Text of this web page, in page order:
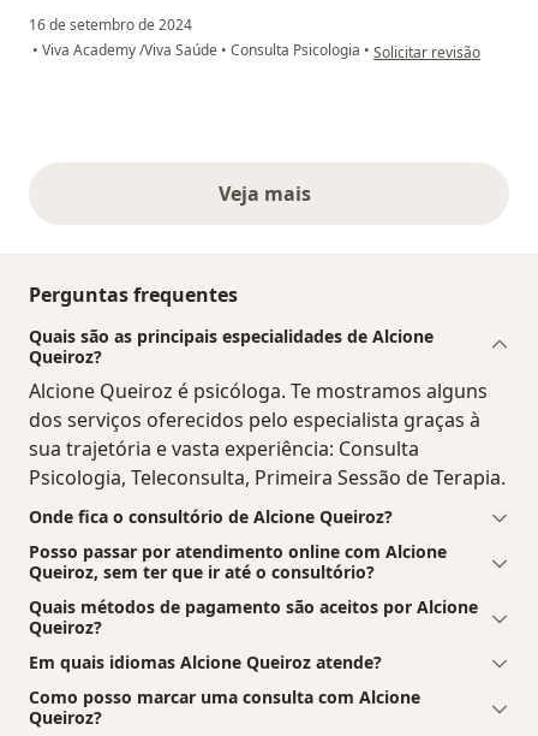
16 de setembro de 2024
• Viva Academy /Viva Saúde • Consulta Psicologia • na opinião do utilizador
Solicitar revisão
Veja maisopiniões acima
Perguntas frequentes
Quais são as principais especialidades de Alcione
Queiroz?
Alcione Queiroz é psicóloga. Te mostramos alguns
dos serviços oferecidos pelo especialista graças à
sua trajetória e vasta experiência: Consulta
Psicologia, Teleconsulta, Primeira Sessão de Terapia.
Onde fica o consultório de Alcione Queiroz?
Posso passar por atendimento online com Alcione
Queiroz, sem ter que ir até o consultório?
Quais métodos de pagamento são aceitos por Alcione
Queiroz?
Em quais idiomas Alcione Queiroz atende?
Como posso marcar uma consulta com Alcione
Queiroz?